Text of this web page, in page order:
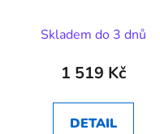
Skladem do 3 dnů
1 519 Kč
DETAIL